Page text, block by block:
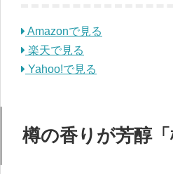
Amazonで見る
楽天で見る
Yahoo!で見る
樽の香りが芳醇